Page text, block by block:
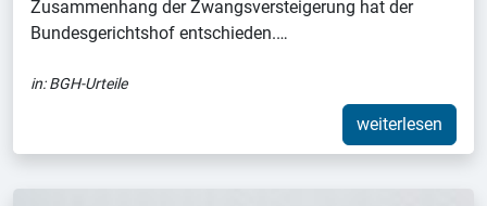
Zusammenhang der Zwangsversteigerung hat der
Bundesgerichtshof entschieden.…
in:BGH-Urteile
weiterlesen